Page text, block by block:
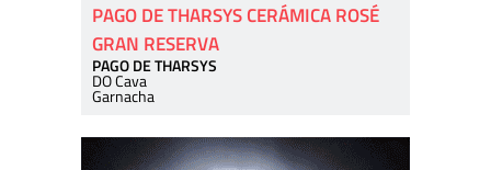
PAGO DE THARSYS CERÁMICA ROSÉ
GRAN RESERVA
PAGO DE THARSYS
DO Cava
Garnacha